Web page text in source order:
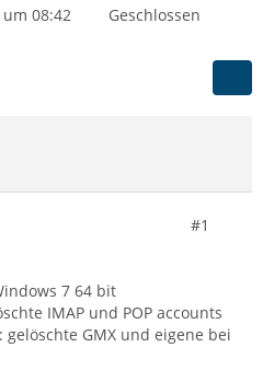
08:42
Geschlossen
#1
7 64 bit
IMAP und POP accounts
gelöschte GMX und eigene bei